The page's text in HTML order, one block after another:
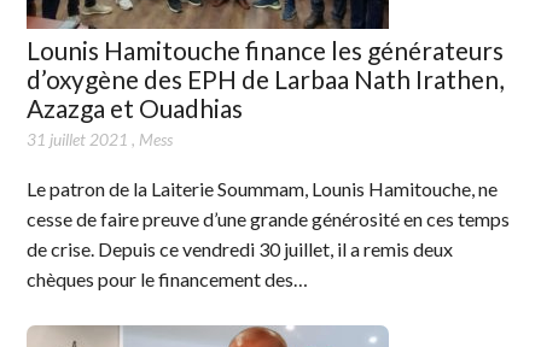
Lounis Hamitouche finance les générateurs
d’oxygène des EPH de Larbaa Nath Irathen,
Azazga et Ouadhias
31 juillet 2021 , Mess
Le patron de la Laiterie Soummam, Lounis Hamitouche, ne
cesse de faire preuve d’une grande générosité en ces temps
de crise. Depuis ce vendredi 30 juillet, il a remis deux
chèques pour le financement des…